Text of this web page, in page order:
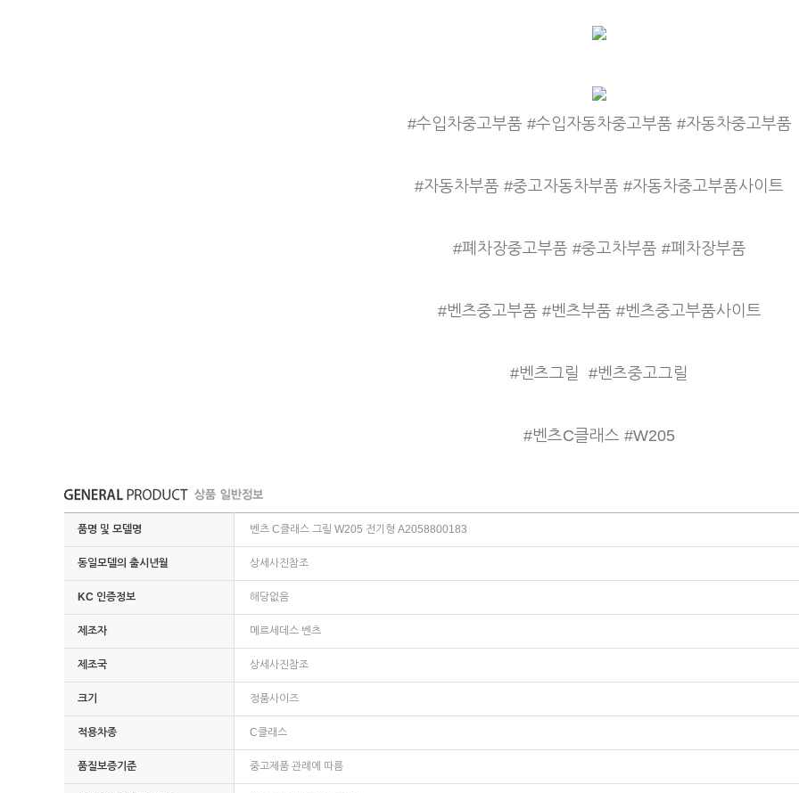
#수입차중고부품 #수입자동차중고부품 #자동차중고부품
#자동차부품 #중고자동차부품 #자동차중고부품사이트
#폐차장중고부품 #중고차부품 #폐차장부품
#벤츠중고부품 #벤츠부품 #벤츠중고부품사이트
#벤츠그릴 #벤츠중고그릴
#벤츠C클래스 #W205
품명 및 모델명 벤츠 C클래스 그릴 W205 전기형 A2058800183
동일모델의 출시년월 상세사진참조
KC 인증정보 해당없음
제조자 메르세데스 벤츠
제조국 상세사진참조
크기 정품사이즈
적용차종 C클래스
품질보증기준 중고제품 관례에 따름